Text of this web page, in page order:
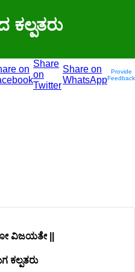
on
Share
on
Twitter
Share on
WhatsApp
Provide
Feedback
ವಿಜಯತೇ ||
ಕಲ್ಪತರು